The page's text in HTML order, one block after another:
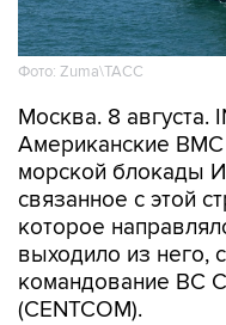
Фото: Zuma\ТАСС
Москва. 8 августа.
Американские ВМС
морской блокады
связанное с этой
которое
выходило из него,
командование ВС
(CENTCOM).